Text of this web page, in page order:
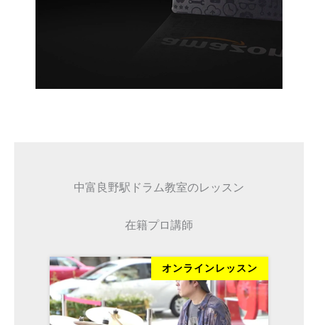
中富良野駅ドラム教室のレッスン
在籍プロ講師
オンラインレッスン